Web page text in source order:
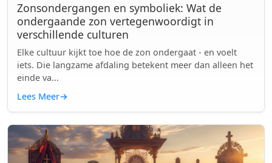
Zonsondergangen en symboliek: Wat de
ondergaande zon vertegenwoordigt in
verschillende culturen
Elke cultuur kijkt toe hoe de zon ondergaat - en voelt
iets. Die langzame afdaling betekent meer dan alleen het
einde va...
Lees Meer→